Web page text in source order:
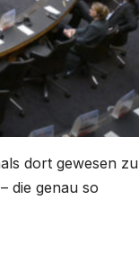
dort gewesen zu
die genau so